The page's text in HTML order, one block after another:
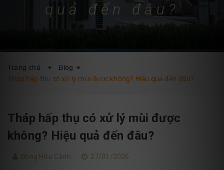
BLOG LIÊN HỆ
quả đến đâu?
Trang chủ
Blog
Tháp hấp thụ có xử lý mùi được không? Hiệu quả đến đâu?
Tháp hấp thụ có xử lý mùi được
không? Hiệu quả đến đâu?
Đồng Hữu Cảnh - 27/01/2026